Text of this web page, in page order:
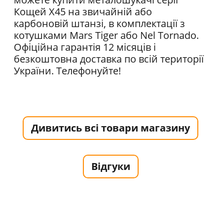
Кощей Х45 на звичайній або
карбоновій штанзі, в комплектації з
котушками Mars Tiger або Nel Tornado.
Офіційна гарантія 12 місяців і
безкоштовна доставка по всій території
України. Телефонуйте!
Дивитись всі товари магазину
Відгуки